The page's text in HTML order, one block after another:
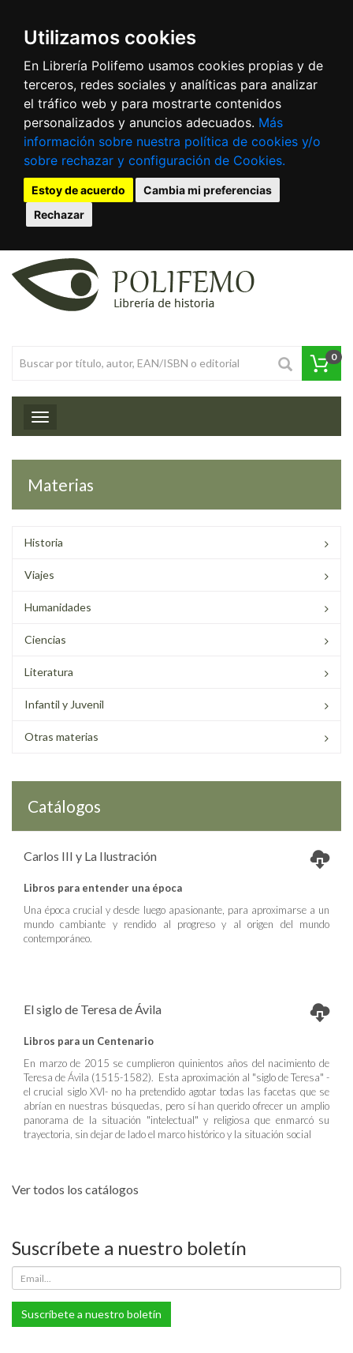
Utilizamos cookies
En Librería Polifemo usamos cookies propias y de
terceros, redes sociales y analíticas para analizar
el tráfico web y para mostrarte contenidos
personalizados y anuncios adecuados. Más
información sobre nuestra política de cookies y/o
sobre rechazar y configuración de Cookies.
Estoy de acuerdo
Cambia mi preferencias
Rechazar
0
Toggle navigation
Materias
Historia
Viajes
Humanidades
Ciencias
Literatura
Infantil y Juvenil
Otras materias
Catálogos
Carlos III y La Ilustración
Libros para entender una época
Una época crucial y desde luego apasionante, para aproximarse a un
mundo cambiante y rendido al progreso y al origen del mundo
contemporáneo.
El siglo de Teresa de Ávila
Libros para un Centenario
En marzo de 2015 se cumplieron quinientos años del nacimiento de
Teresa de Ávila (1515-1582). Esta aproximación al "siglo de Teresa" -
el crucial siglo XVI- no ha pretendido agotar todas las facetas que se
abrían en nuestras búsquedas, pero sí han querido ofrecer un amplio
panorama de la situación "intelectual" y religiosa que enmarcó su
trayectoria, sin dejar de lado el marco histórico y la situación social
Ver todos los catálogos
Suscríbete a nuestro boletín
Suscríbete a nuestro boletín